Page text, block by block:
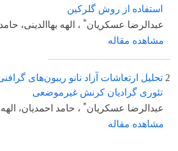
استفاده از روش گلرکین
عبدالرضا عسکریان* ، الهه بهاالدینی،
مشاهده مقاله
2 تحلیل ارتعاشات آزاد نانو ریبون‌های گرافنی
تئوری گرادیان کرنش غیرموضعی
عبدالرضا عسکریان* ، حامد احمدیان، الهه
مشاهده مقاله